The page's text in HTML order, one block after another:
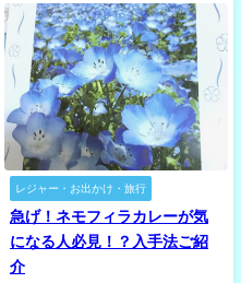
レジャー・お出かけ・旅行
急げ！ネモフィラカレーが気
になる人必見！？入手法ご紹
介